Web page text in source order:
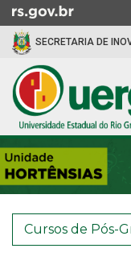
para
conteúdo
para
menu
Ir
para
busca
SECRETARIA DE
Início
do
conteúdo
Cursos de Pós-